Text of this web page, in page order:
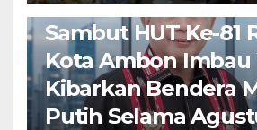
AMBON METRO POLITIK & PEMERINTAHAN
Sambut HUT Ke-81
Kota Ambon Imbau
Kibarkan Bendera
Putih Selama